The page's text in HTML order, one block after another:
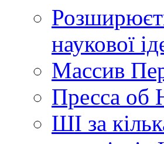
наукової
Массив
Пресса
ШІ за